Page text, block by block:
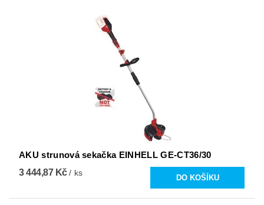
AKU strunová sekačka EINHELL GE-CT36/30
3 444,87 Kč/ ks